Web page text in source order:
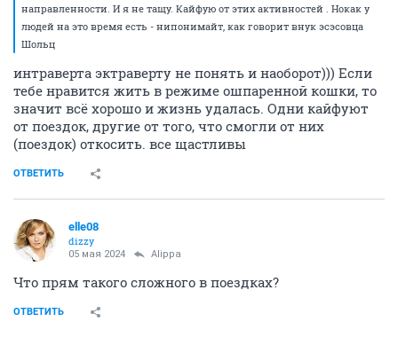
направленности. И я не тащу. Кайфую от этих активностей . Нокак у
людей на это время есть - нипонимайт, как говорит внук эсэсовца
Шольц
интраверта эктраверту не понять и наоборот))) Если
тебе нравится жить в режиме ошпаренной кошки, то
значит всё хорошо и жизнь удалась. Одни кайфуют
от поездок, другие от того, что смогли от них
(поездок) откосить. все щастливы
ОТВЕТИТЬ
elle08
dizzy
05 мая 2024 Alippa
Что прям такого сложного в поездках?
ОТВЕТИТЬ